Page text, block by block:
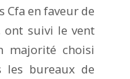
en faveur de
ont suivi le vent
majorité choisi
les bureaux de